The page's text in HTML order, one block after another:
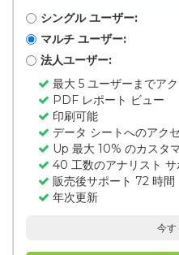
シングル ユーザー:
マルチ ユーザー:
法人ユーザー:
最大 5 ユーザーまでア
PDF レポート ビュー
印刷可能
データ シートへのアク
Up 最大 10% のカスタ
40 工数のアナリスト サ
販売後サポート 72 時間
年次更新
今す